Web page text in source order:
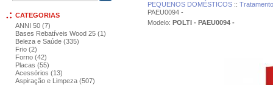
CATEGORIAS
ANNI 50 (7)
Bases Rebatíveis Wood 25 (1)
Beleza e Saúde (335)
Frio (2)
Forno (42)
Placas (55)
Acessórios (13)
Aspiração e Limpeza (507)
PEQUENOS DOMÉSTICOS::
PAEU0094 -
Modelo: POLTI - PAEU0094 -